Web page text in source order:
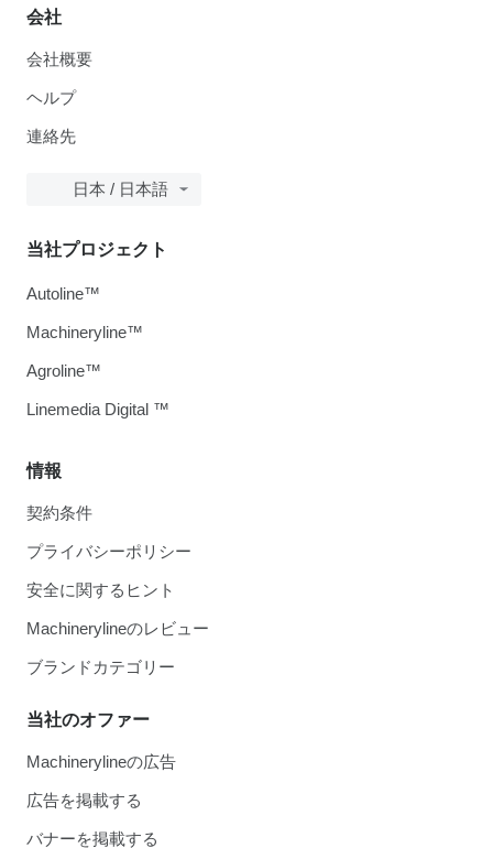
会社
会社概要
ヘルプ
連絡先
日本 / 日本語
情報
契約条件
プライバシーポリシー
安全に関するヒント
Machinerylineのレビュー
ブランドカテゴリー
当社のオファー
Machinerylineの広告
広告を掲載する
バナーを掲載する
当社プロジェクト
Autoline™
Machineryline™
Agroline™
Linemedia Digital ™